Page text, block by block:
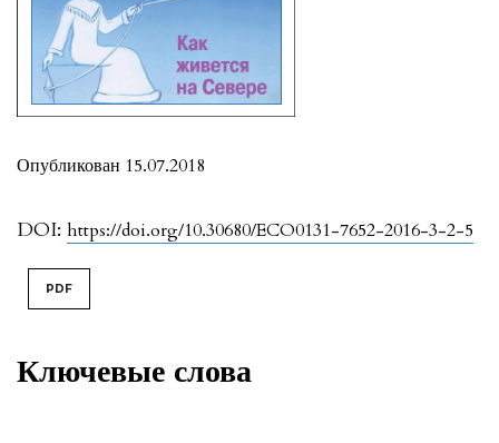
DOI: https://doi.org/10.30680/ECO0131-7652-2016-3-2-5
Опубликован 15.07.2018
Ключевые слова
PDF